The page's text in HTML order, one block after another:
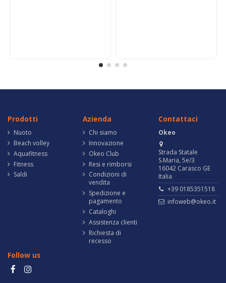
Prodotti
Nuoto
Beach volley
Aquafitness
Fitness
Saldi
Azienda
Chi siamo
Innovazione
Okeo Club
Resi e rimborsi
Condizioni di
vendita
Spedizione e
pagamento
Cataloghi
Assistenza clienti
Richiesta di
recesso
Contattaci
Okeo
Strada Statale
S.Maria, 5e/3
16042 Carasco GE
Italia
+39 0185351518
infoweb@okeo.it
Follow us